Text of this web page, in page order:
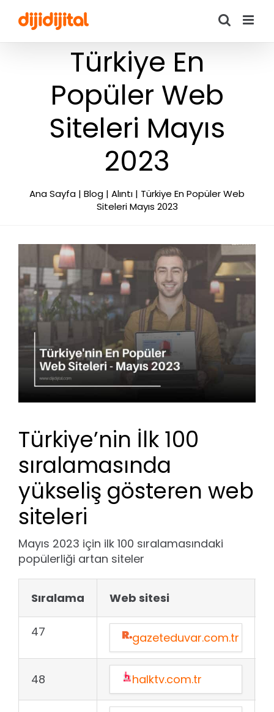
Türkiye En
Popüler Web
Siteleri Mayıs
2023
Ana Sayfa | Blog | Alıntı | Türkiye En Popüler Web
Siteleri Mayıs 2023
Larger
Image
Türkiye’nin İlk 100
sıralamasında
yükseliş gösteren web
siteleri
Mayıs 2023 için ilk 100 sıralamasındaki
popülerliği artan siteler
Sıralama Web sitesi
47 gazeteduvar.com.tr
48 halktv.com.tr